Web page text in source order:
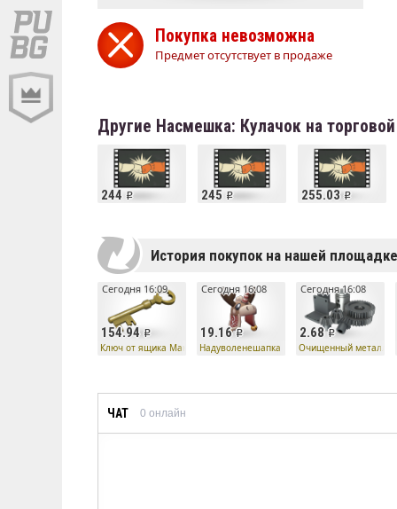
Покупка невозможна
Предмет отсутствует в продаже
Другие Насмешка: Кулачок на
244 245 255.03
История покупок на нашей площадке
154.94
Сегодня 16:09
Ключ от ящика Манн Ко
19.16
Сегодня 16:08
Надуволенешапка
2.68
Сегодня 16:08
Очищенный металл
ЧАТ 0 онлайн